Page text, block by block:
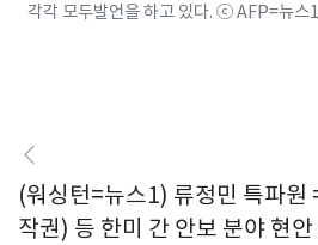
각각 모두발언을 하고 있다. ⓒ AFP=뉴
(워싱턴=뉴스1) 류정민 특파원
작권) 등 한미 간 안보 분야 현